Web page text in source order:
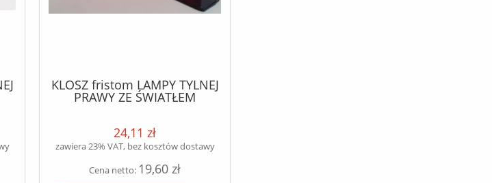
KLOSZ fristom LAMPY TYLNEJ
PRAWY ZE ŚWIATŁEM
24,11 zł
zawiera 23% VAT, bez kosztów dostawy
Cena netto: 19,60 zł